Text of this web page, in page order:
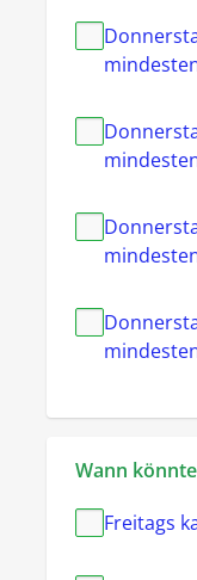
Wann
Freitags